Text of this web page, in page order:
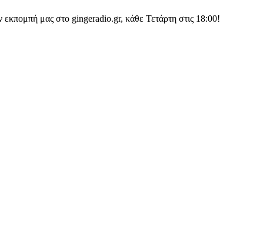
μας στο gingeradio.gr, κάθε Τετάρτη στις 18:00!